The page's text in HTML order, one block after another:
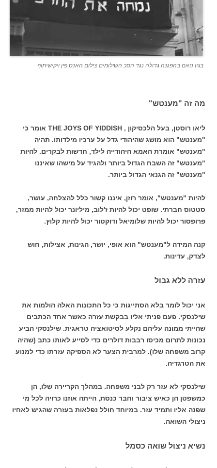
בגין נואם בהפגנה גדולה נגד הסכ השילומים צילום האנס פין ויקישיתוף
מה זה "מענטש"
ליאו רוסטן, בעל הלכסיקון , THE JOYS OF YIDDISH אומר כי
"מענטש" הוא מושג שהיהודי גדל על ערכיו מילדותו. תהיה
"מענטש" אומרת האמא היהודייה לילד, חדשות לבקרים. להיות
"מענטש" זה השבח הגדול ביותר ולהגיד על מישהו שאיננו
"מענטש" זה הגנאי הגדול ביותר.
להיות "מענטש", אומר רוזן, איננו קשור כלל להצלחה, עושר,
סטטוס חברתי. שופט יכול להיות ז'לוב, מיליונר יכול להיות ממזר,
פרופסור יכול להיות שלומיאל ודוקטור יכול להיות קלוץ.
קנה המידה ל"מענטש" הוא אופי, יושר, הגינות, אצילות, חוש
לצדק, עדינות.
עזרה ללא גבול
אני יכול לומר בלא הסתייגות כי כל התכונות האלה הולמות את
שילנסקי. פעם פניתי אליו בבקשת עזרה כאשר אחד הכתבים
שהייתי ממונה עליהם נקלע לסיטואציה טראגית. שילנסקי הביע
נכונות לתרום מכיסו רבבות דולרים כדי לסייע לאותו כתב (שהיה
קרוב משפחה שלו). למרבית הצער לא הספיקה עזרתו כדי למנוע
את הטרגדיה.
שילנסקי לא עזר רק לבני משפחה. במהלך הקריירה שלו, הן
כמשפטן הן כאיש ציבור וחבר כנסת, הייתה אוזנו כרויה לכל מי
שפנה אליו ותמיד עזר. במיוחד חולל נפלאות בעזרה שהגיש לאחיו
ניצולי השואה.
נשיא ניצול שואה כסמל